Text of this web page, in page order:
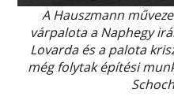
A Hauszmann
várpalota a Naphegy
Lovarda és a palota
még folytak építési